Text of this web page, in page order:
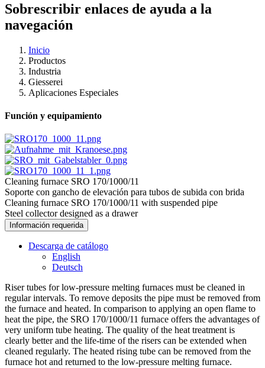
Sobrescribir enlaces de ayuda a la
navegación
Inicio
Productos
Industria
Giesserei
Aplicaciones Especiales
Función y equipamiento
Cleaning furnace SRO 170/1000/11
Soporte con gancho de elevación para tubos de subida con brida
Cleaning furnace SRO 170/1000/11 with suspended pipe
Steel collector designed as a drawer
Información requerida
Descarga de catálogo
English
Deutsch
Riser tubes for low-pressure melting furnaces must be cleaned in
regular intervals. To remove deposits the pipe must be removed from
the furnace and heated. In comparison to applying an open flame to
heat the pipe, the SRO 170/1000/11 furnace offers the advantages of
very uniform tube heating. The quality of the heat treatment is
clearly better and the life-time of the risers can be extended when
cleaned regularly. The heated rising tube can be removed from the
furnace hot and returned to the low-pressure melting furnace.